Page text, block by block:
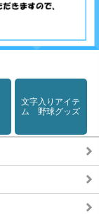
文字入りアイテ
ム 野球グッズ